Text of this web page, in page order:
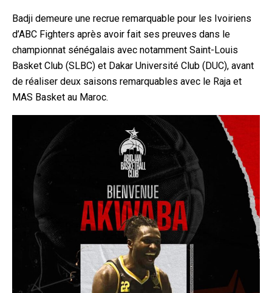
Badji demeure une recrue remarquable pour les Ivoiriens
d’ABC Fighters après avoir fait ses preuves dans le
championnat sénégalais avec notamment Saint-Louis
Basket Club (SLBC) et Dakar Université Club (DUC), avant
de réaliser deux saisons remarquables avec le Raja et
MAS Basket au Maroc.